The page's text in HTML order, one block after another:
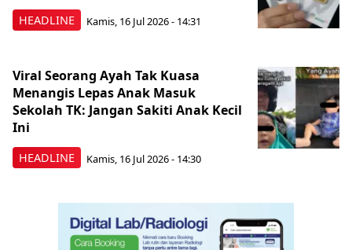
HEADLINE Kamis, 16 Jul 2026 - 14:31
HEADLINE
Viral Seorang Ayah Tak Kuasa
Menangis Lepas Anak Masuk
Sekolah TK: Jangan Sakiti Anak Kecil
Ini
Kamis, 16 Jul 2026 - 14:30